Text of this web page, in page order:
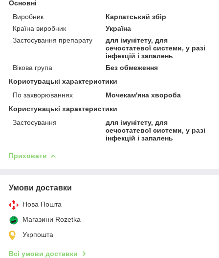
Основні
Виробник
Карпатський збір
Країна виробник
Україна
Застосування препарату
для імунітету, для
сечостатевої системи, у разі
інфекцій і запалень
Вікова група
Без обмеження
Користувацькi характеристики
По захворюваннях
Мочекам'яна хвороба
Користувацькі характеристики
Застосування
для імунітету, для
сечостатевої системи, у разі
інфекцій і запалень
Приховати
Умови доставки
Нова Пошта
Магазини Rozetka
Укрпошта
Всі умови доставки